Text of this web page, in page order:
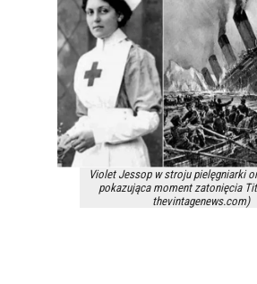
Violet Jessop w stroju pielęgniarki
pokazująca moment zatonięcia
thevintagenews.com)